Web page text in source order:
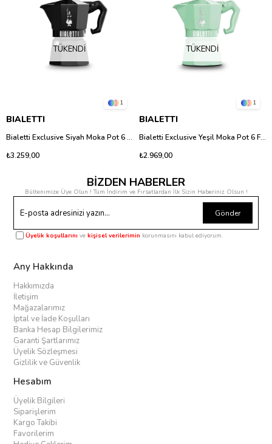
TÜKENDI
1
BIALETTI
Bialetti Exclusive Siyah Moka Pot 6 Fincan
₺3.259,00
TÜKENDI
1
BIALETTI
Bialetti Exclusive Yeşil Moka Pot 6 Fincan
₺2.969,00
BİZDEN HABERLER
Bültenimize Üye Olun ! Tüm İndirim ve Fırsatlardan İlk Sizin Haberiniz Olsun !
Gönder
Üyelik koşullarını vekişisel verilerimin korunmasını kabul ediyorum.
Any Hakkında
Hakkımızda
İletişim
Mağazalarımız
İptal ve İade Koşulları
Banka Hesap Bilgilerimiz
Garanti Şartlarımız
Üyelik Sözleşmesi
Gizlilik ve Güvenlik
Hesabım
Üyelik Bilgileri
Siparişlerim
Kargo Takibi
Favorilerim